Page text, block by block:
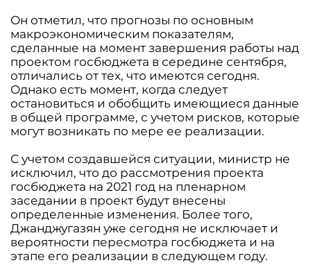
Он отметил, что прогнозы по основным
макроэкономическим показателям,
сделанные на момент завершения работы над
проектом госбюджета в середине сентября,
отличались от тех, что имеются сегодня.
Однако есть момент, когда следует
остановиться и обобщить имеющиеся данные
в общей программе, с учетом рисков, которые
могут возникать по мере ее реализации.
С учетом создавшейся ситуации, министр не
исключил, что до рассмотрения проекта
госбюджета на 2021 год на пленарном
заседании в проект будут внесены
определенные изменения. Более того,
Джанджугазян уже сегодня не исключает и
вероятности пересмотра госбюджета и на
этапе его реализации в следующем году.